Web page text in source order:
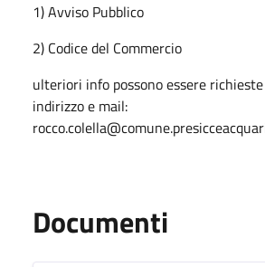
1) Avviso Pubblico
2) Codice del Commercio
ulteriori info possono essere
indirizzo e mail:
Documenti